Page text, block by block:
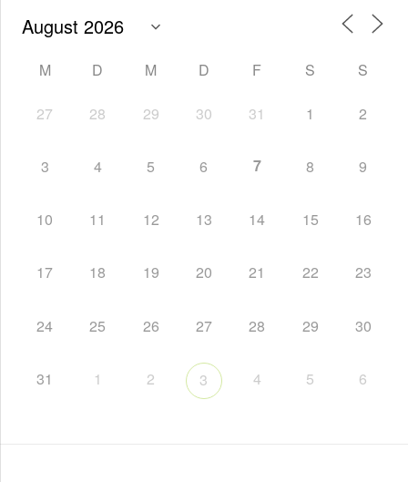
M D M D F S S
27 28 29 30 31 1 2
3 4 5 6 7 8 9
10 11 12 13 14 15 16
17 18 19 20 21 22 23
24 25 26 27 28 29 30
31 1 2 3 4 5 6